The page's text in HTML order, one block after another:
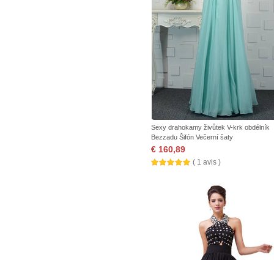
Sexy drahokamy živůtek V-krk obdélník
Bezzadu Šifón Večerní šaty
€ 160,89
( 1 avis )